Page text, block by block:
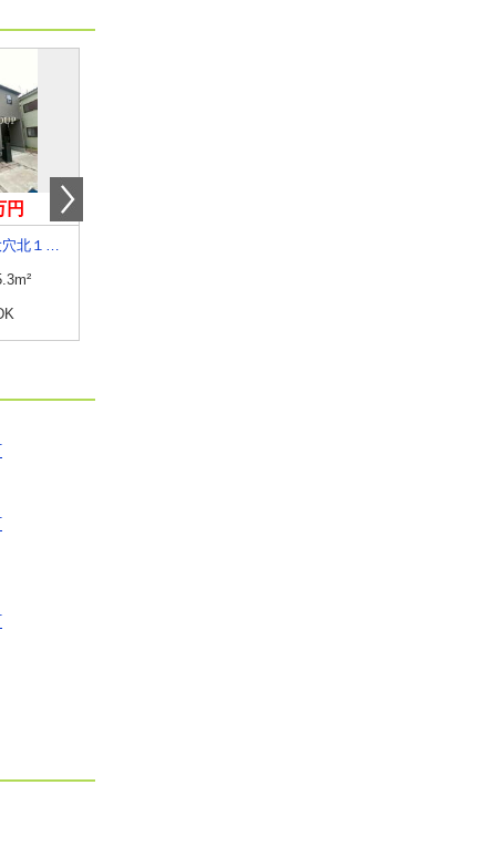
円
千葉県船橋市大穴北１丁目